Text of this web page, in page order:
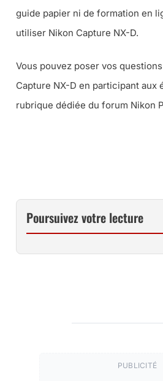
guide papier ni de formation en
utiliser Nikon Capture NX-D.
Vous pouvez poser vos
Capture NX-D en participant aux
rubrique dédiée du forum Nikon
Poursuivez votre lecture
PUBLICITÉ